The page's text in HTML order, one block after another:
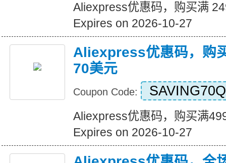
Aliexpress优惠码，购买满
Expires on 2026-10-27
Aliexpress优惠码，购
70美元
Coupon Code: SAVING70Q
Aliexpress优惠码，购买满
Expires on 2026-10-27